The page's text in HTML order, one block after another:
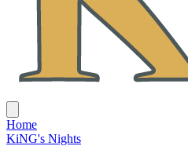
Home
KiNG's Nights